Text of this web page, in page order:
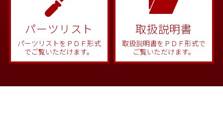
パーツリスト
パーツリストをＰＤＦ形式
でご覧いただけます。
取扱説明書
取扱説明書をＰＤＦ形式で
ご覧いただけます。